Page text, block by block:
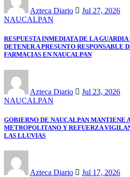
Azteca Diario
Jul 27, 2026
NAUCALPAN
RESPUESTA INMEDIATA DE LA
DETENER A PRESUNTO RESPONSABLE
FARMACIAS EN NAUCALPAN
Azteca Diario
Jul 23, 2026
NAUCALPAN
GOBIERNO DE NAUCALPAN MANTIENE
METROPOLITANO Y REFUERZA
LAS LLUVIAS
Azteca Diario Jul 17, 2026